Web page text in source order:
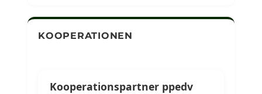
KOOPERATIONEN
Kooperationspartner ppedv